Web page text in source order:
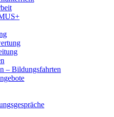
– Bildungsfahrten